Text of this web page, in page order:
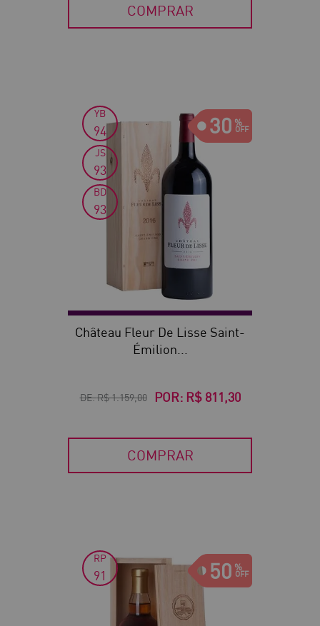
COMPRAR
30
YB
94
JS
93
BD
93
Château Fleur De Lisse Saint-
Émilion...
DE:R$ 1.159,00 POR: R$ 811,30
COMPRAR
50
RP
91